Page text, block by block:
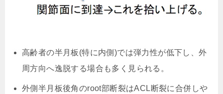
高齢者の半月板(特に内側)では弾力性が低下し、外
周方向へ逸脱する場合も多く見られる。
外側半月板後角のroot部断裂はACL断裂に合併しや